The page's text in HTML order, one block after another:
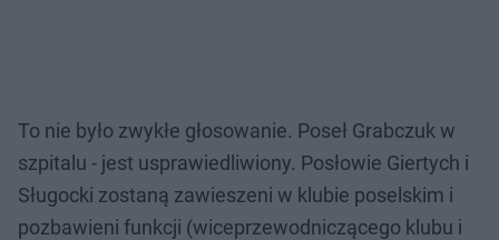
To nie było zwykłe głosowanie. Poseł Grabczuk w
szpitalu - jest usprawiedliwiony. Posłowie Giertych i
Sługocki zostaną zawieszeni w klubie poselskim i
pozbawieni funkcji (wiceprzewodniczącego klubu i